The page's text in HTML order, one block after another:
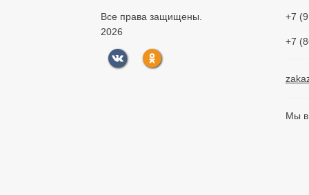
Все права защищены.
2026
+7
+7
Мы в